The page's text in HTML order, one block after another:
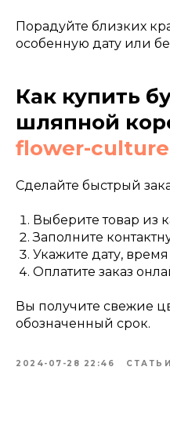
Порадуйте близких
особенную дату или
Как купить
шляпной
flower-
Сделайте быстрый
Выберите товар из
Заполните
Укажите дату,
Оплатите заказ
Вы получите свежие
обозначенный срок.
2024-07-28 22:46 СТАТЬИ